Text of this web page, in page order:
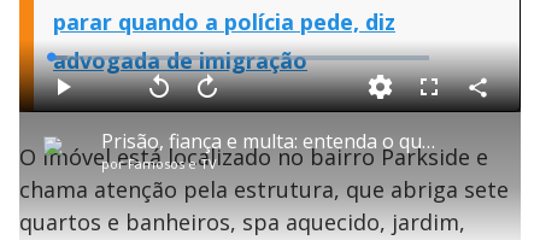
parar quando a polícia pede, diz
advogada de imigração
P Prisão, fiança e multa: entenda o que aconteceu com a mulher do sertanejo Henrique nos EUA
porFamosos e TV
P V
t
a
r
1
0
e
g
A
n
ç
a
1
s
L
o
a
d
e
4
.
4
7
%
F
l
s
c
r
e
n
C
o
a
r
i
l
O imóvel está localizado no bairro Parkside e
chama atenção pela estrutura, que abriga sete
quartos e banheiros, spa aquecido, jardim,